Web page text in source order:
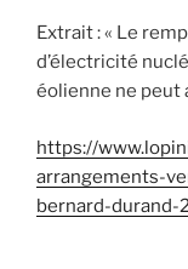
Extrait : « Le
d’électricité
éolienne ne peut
https://
arrangements-
bernard-durand-